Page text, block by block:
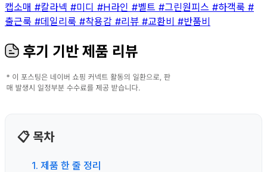
캡소매 #칼라넥 #미디 #H라인 #벨트 #그린원피스 #하객룩 #
출근룩 #데일리룩 #착용감 #리뷰 #교환비 #반품비
후기 기반 제품 리뷰
📋 목차
1. 제품 한 줄 정리